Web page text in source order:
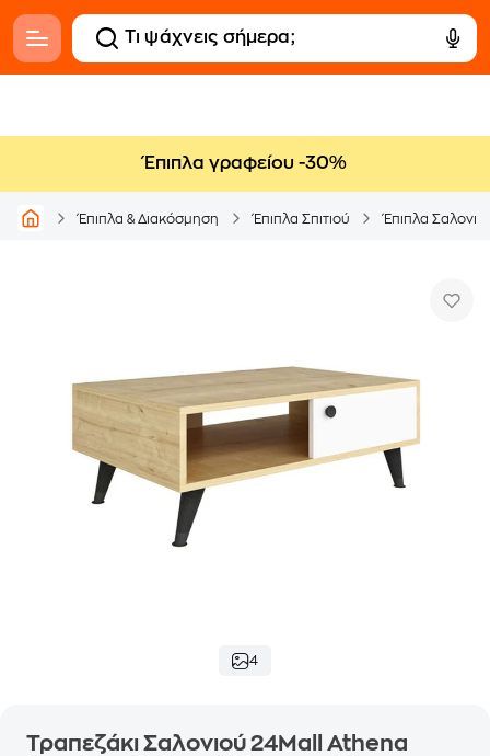
Έπιπλα γραφείου -30%
Έπιπλα & Διακόσμηση Έπιπλα Σπιτιού Έπιπλα
4
Τραπεζάκι Σαλονιού 24Mall Athena